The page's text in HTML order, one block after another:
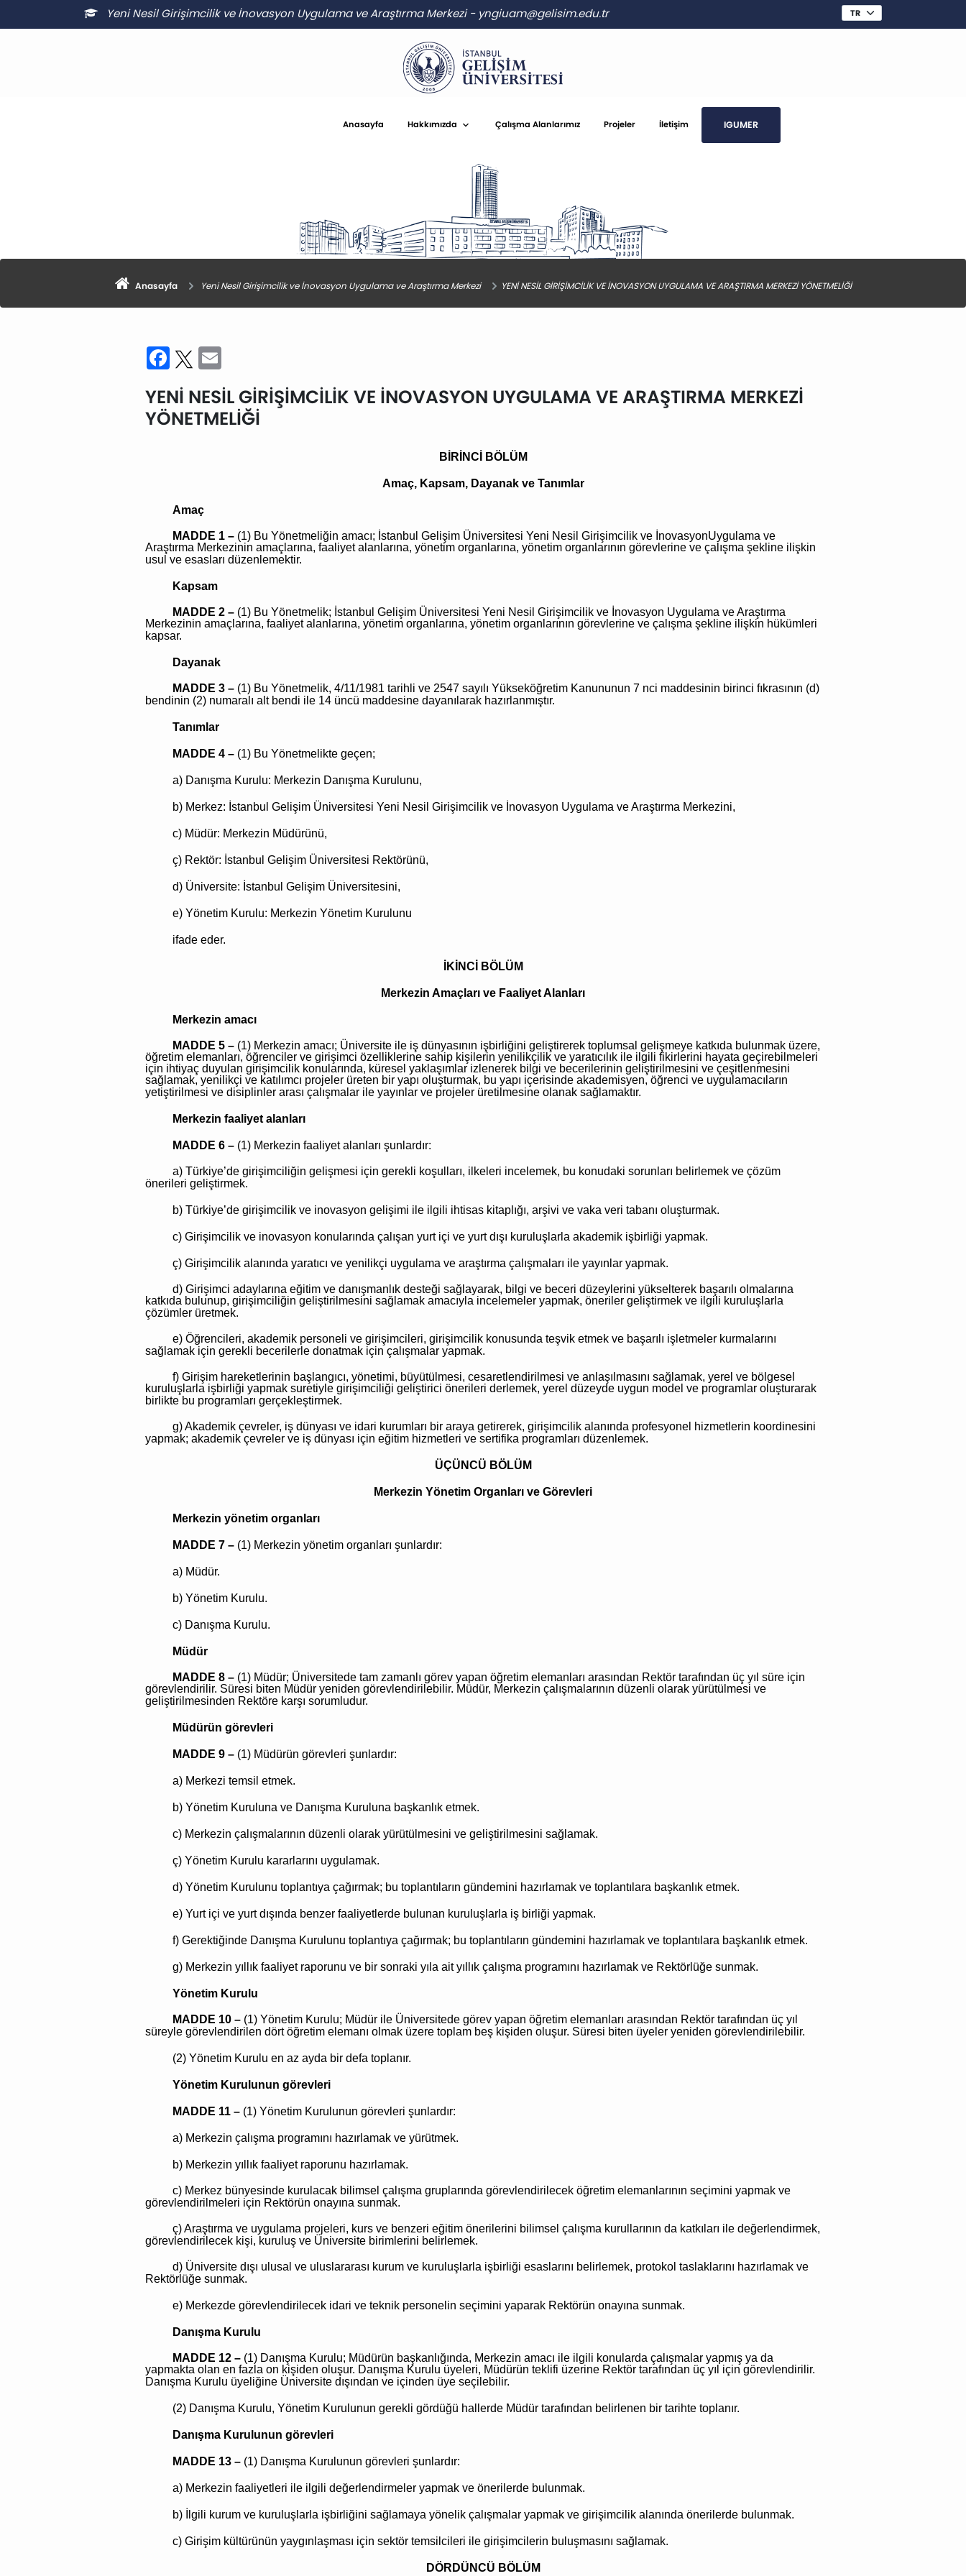
Yeni Nesil Girişimcilik ve İnovasyon Uygulama ve Araştırma Merkezi- yngiuam@gelisim.edu.tr
Anasayfa Hakkımızda Çalışma Alanlarımız Projeler İletişim IGUMER
Anasayfa Yeni Nesil Girişimcilik ve İnovasyon Uygulama ve Araştırma Merkezi YENİ NESİL GİRİŞİMCİLİK VE İNOVASYON UYGULAMA VE ARAŞTIRMA MERKEZİ YÖNETMELİĞİ
Facebook
Twitter
YENİ NESİL GİRİŞİMCİLİK VE İNOVASYON UYGULAMA VE ARAŞTIRMA MERKEZİ
YÖNETMELİĞİ
BİRİNCİ BÖLÜM
Amaç, Kapsam, Dayanak ve Tanımlar
Amaç
MADDE 1 – (1) Bu Yönetmeliğin amacı; İstanbul Gelişim Üniversitesi Yeni Nesil Girişimcilik ve İnovasyonUygulama ve
Araştırma Merkezinin amaçlarına, faaliyet alanlarına, yönetim organlarına, yönetim organlarının görevlerine ve çalışma şekline ilişkin
usul ve esasları düzenlemektir.
Kapsam
MADDE 2 – (1) Bu Yönetmelik; İstanbul Gelişim Üniversitesi Yeni Nesil Girişimcilik ve İnovasyon Uygulama ve Araştırma
Merkezinin amaçlarına, faaliyet alanlarına, yönetim organlarına, yönetim organlarının görevlerine ve çalışma şekline ilişkin hükümleri
kapsar.
Dayanak
MADDE 3 – (1) Bu Yönetmelik, 4/11/1981 tarihli ve 2547 sayılı Yükseköğretim Kanununun 7 nci maddesinin birinci fıkrasının (d)
bendinin (2) numaralı alt bendi ile 14 üncü maddesine dayanılarak hazırlanmıştır.
Tanımlar
MADDE 4 – (1) Bu Yönetmelikte geçen;
a) Danışma Kurulu: Merkezin Danışma Kurulunu,
b) Merkez: İstanbul Gelişim Üniversitesi Yeni Nesil Girişimcilik ve İnovasyon Uygulama ve Araştırma Merkezini,
c) Müdür: Merkezin Müdürünü,
ç) Rektör: İstanbul Gelişim Üniversitesi Rektörünü,
d) Üniversite: İstanbul Gelişim Üniversitesini,
e) Yönetim Kurulu: Merkezin Yönetim Kurulunu
ifade eder.
İKİNCİ BÖLÜM
Merkezin Amaçları ve Faaliyet Alanları
Merkezin amacı
MADDE 5 – (1) Merkezin amacı; Üniversite ile iş dünyasının işbirliğini geliştirerek toplumsal gelişmeye katkıda bulunmak üzere,
öğretim elemanları, öğrenciler ve girişimci özelliklerine sahip kişilerin yenilikçilik ve yaratıcılık ile ilgili fikirlerini hayata geçirebilmeleri
için ihtiyaç duyulan girişimcilik konularında, küresel yaklaşımlar izlenerek bilgi ve becerilerinin geliştirilmesini ve çeşitlenmesini
sağlamak, yenilikçi ve katılımcı projeler üreten bir yapı oluşturmak, bu yapı içerisinde akademisyen, öğrenci ve uygulamacıların
yetiştirilmesi ve disiplinler arası çalışmalar ile yayınlar ve projeler üretilmesine olanak sağlamaktır.
Merkezin faaliyet alanları
MADDE 6 – (1) Merkezin faaliyet alanları şunlardır:
a) Türkiye’de girişimciliğin gelişmesi için gerekli koşulları, ilkeleri incelemek, bu konudaki sorunları belirlemek ve çözüm
önerileri geliştirmek.
b) Türkiye’de girişimcilik ve inovasyon gelişimi ile ilgili ihtisas kitaplığı, arşivi ve vaka veri tabanı oluşturmak.
c) Girişimcilik ve inovasyon konularında çalışan yurt içi ve yurt dışı kuruluşlarla akademik işbirliği yapmak.
ç) Girişimcilik alanında yaratıcı ve yenilikçi uygulama ve araştırma çalışmaları ile yayınlar yapmak.
d) Girişimci adaylarına eğitim ve danışmanlık desteği sağlayarak, bilgi ve beceri düzeylerini yükselterek başarılı olmalarına
katkıda bulunup, girişimciliğin geliştirilmesini sağlamak amacıyla incelemeler yapmak, öneriler geliştirmek ve ilgili kuruluşlarla
çözümler üretmek.
e) Öğrencileri, akademik personeli ve girişimcileri, girişimcilik konusunda teşvik etmek ve başarılı işletmeler kurmalarını
sağlamak için gerekli becerilerle donatmak için çalışmalar yapmak.
f) Girişim hareketlerinin başlangıcı, yönetimi, büyütülmesi, cesaretlendirilmesi ve anlaşılmasını sağlamak, yerel ve bölgesel
kuruluşlarla işbirliği yapmak suretiyle girişimciliği geliştirici önerileri derlemek, yerel düzeyde uygun model ve programlar oluşturarak
birlikte bu programları gerçekleştirmek.
g) Akademik çevreler, iş dünyası ve idari kurumları bir araya getirerek, girişimcilik alanında profesyonel hizmetlerin koordinesini
yapmak; akademik çevreler ve iş dünyası için eğitim hizmetleri ve sertifika programları düzenlemek.
ÜÇÜNCÜ BÖLÜM
Merkezin Yönetim Organları ve Görevleri
Merkezin yönetim organları
MADDE 7 – (1) Merkezin yönetim organları şunlardır:
a) Müdür.
b) Yönetim Kurulu.
c) Danışma Kurulu.
Müdür
MADDE 8 – (1) Müdür; Üniversitede tam zamanlı görev yapan öğretim elemanları arasından Rektör tarafından üç yıl süre için
görevlendirilir. Süresi biten Müdür yeniden görevlendirilebilir. Müdür, Merkezin çalışmalarının düzenli olarak yürütülmesi ve
geliştirilmesinden Rektöre karşı sorumludur.
Müdürün görevleri
MADDE 9 – (1) Müdürün görevleri şunlardır:
a) Merkezi temsil etmek.
b) Yönetim Kuruluna ve Danışma Kuruluna başkanlık etmek.
c) Merkezin çalışmalarının düzenli olarak yürütülmesini ve geliştirilmesini sağlamak.
ç) Yönetim Kurulu kararlarını uygulamak.
d) Yönetim Kurulunu toplantıya çağırmak; bu toplantıların gündemini hazırlamak ve toplantılara başkanlık etmek.
e) Yurt içi ve yurt dışında benzer faaliyetlerde bulunan kuruluşlarla iş birliği yapmak.
f) Gerektiğinde Danışma Kurulunu toplantıya çağırmak; bu toplantıların gündemini hazırlamak ve toplantılara başkanlık etmek.
g) Merkezin yıllık faaliyet raporunu ve bir sonraki yıla ait yıllık çalışma programını hazırlamak ve Rektörlüğe sunmak.
Yönetim Kurulu
MADDE 10 – (1) Yönetim Kurulu; Müdür ile Üniversitede görev yapan öğretim elemanları arasından Rektör tarafından üç yıl
süreyle görevlendirilen dört öğretim elemanı olmak üzere toplam beş kişiden oluşur. Süresi biten üyeler yeniden görevlendirilebilir.
(2) Yönetim Kurulu en az ayda bir defa toplanır.
Yönetim Kurulunun görevleri
MADDE 11 – (1) Yönetim Kurulunun görevleri şunlardır:
a) Merkezin çalışma programını hazırlamak ve yürütmek.
b) Merkezin yıllık faaliyet raporunu hazırlamak.
c) Merkez bünyesinde kurulacak bilimsel çalışma gruplarında görevlendirilecek öğretim elemanlarının seçimini yapmak ve
görevlendirilmeleri için Rektörün onayına sunmak.
ç) Araştırma ve uygulama projeleri, kurs ve benzeri eğitim önerilerini bilimsel çalışma kurullarının da katkıları ile değerlendirmek,
görevlendirilecek kişi, kuruluş ve Üniversite birimlerini belirlemek.
d) Üniversite dışı ulusal ve uluslararası kurum ve kuruluşlarla işbirliği esaslarını belirlemek, protokol taslaklarını hazırlamak ve
Rektörlüğe sunmak.
e) Merkezde görevlendirilecek idari ve teknik personelin seçimini yaparak Rektörün onayına sunmak.
Danışma Kurulu
MADDE 12 – (1) Danışma Kurulu; Müdürün başkanlığında, Merkezin amacı ile ilgili konularda çalışmalar yapmış ya da
yapmakta olan en fazla on kişiden oluşur. Danışma Kurulu üyeleri, Müdürün teklifi üzerine Rektör tarafından üç yıl için görevlendirilir.
Danışma Kurulu üyeliğine Üniversite dışından ve içinden üye seçilebilir.
(2) Danışma Kurulu, Yönetim Kurulunun gerekli gördüğü hallerde Müdür tarafından belirlenen bir tarihte toplanır.
Danışma Kurulunun görevleri
MADDE 13 – (1) Danışma Kurulunun görevleri şunlardır:
a) Merkezin faaliyetleri ile ilgili değerlendirmeler yapmak ve önerilerde bulunmak.
b) İlgili kurum ve kuruluşlarla işbirliğini sağlamaya yönelik çalışmalar yapmak ve girişimcilik alanında önerilerde bulunmak.
c) Girişim kültürünün yaygınlaşması için sektör temsilcileri ile girişimcilerin buluşmasını sağlamak.
DÖRDÜNCÜ BÖLÜM